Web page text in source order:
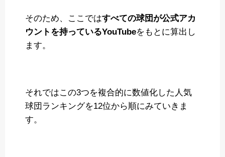
そのため、ここではすべての球団が公式アカ
ウントを持っているYouTubeをもとに算出し
ます。
それではこの3つを複合的に数値化した人気
球団ランキングを12位から順にみていきま
す。